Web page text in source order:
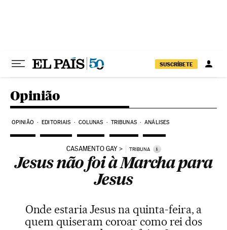
SUSCRÍBETE
Opinião
OPINIÃO EDITORIAIS COLUNAS TRIBUNAS ANÁLISES
CASAMENTO GAY TRIBUNA i
Jesus não foi à Marcha para
Jesus
Onde estaria Jesus na quinta-feira, a
quem quiseram coroar como rei dos